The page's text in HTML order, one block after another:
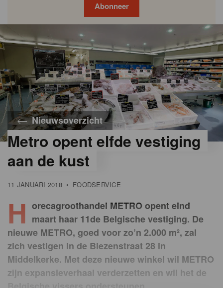
Abonneer
Nieuwsoverzicht
Metro opent elfde vestiging
aan de kust
11 JANUARI 2018 • FOODSERVICE
H orecagroothandel METRO opent eind
maart haar 11de Belgische vestiging. De
nieuwe METRO, goed voor zo’n 2.000 m², zal
zich vestigen in de Biezenstraat 28 in
Middelkerke. Met deze nieuwe winkel wil METRO
zijn expansieverhaal verderzetten en wil het de
Gondola
academy
Gondola
society